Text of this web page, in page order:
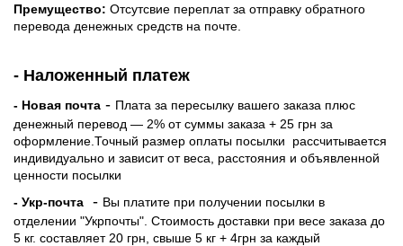
Премущество: Отсутсвие переплат за отправку обратного
перевода денежных средств на почте.
- Наложенный платеж
- Новая почта - Плата за пересылку вашего заказа плюс
денежный перевод — 2% от суммы заказа + 25 грн за
оформление.Точный размер оплаты посылки рассчитывается
индивидуально и зависит от веса, расстояния и объявленной
ценности посылки
- Укр-почта
- Вы платите при получении посылки в
отделении "Укрпочты". Стоимость доставки при весе заказа до
5 кг. составляет 20 грн, свыше 5 кг + 4грн за каждый